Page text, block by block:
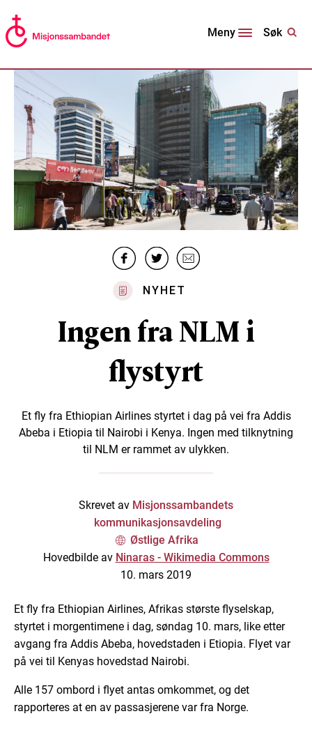
Meny Søk
NYHET
Ingen fra NLM i
flystyrt
Et fly fra Ethiopian Airlines styrtet i dag på vei fra Addis
Abeba i Etiopia til Nairobi i Kenya. Ingen med tilknytning
til NLM er rammet av ulykken.
Skrevet av Misjonssambandets
kommunikasjonsavdeling
Østlige Afrika
Hovedbilde av Ninaras - Wikimedia Commons
10. mars 2019
Et fly fra Ethiopian Airlines, Afrikas største flyselskap,
styrtet i morgentimene i dag, søndag 10. mars, like etter
avgang fra Addis Abeba, hovedstaden i Etiopia. Flyet var
på vei til Kenyas hovedstad Nairobi.
Alle 157 ombord i flyet antas omkommet, og det
rapporteres at en av passasjerene var fra Norge.